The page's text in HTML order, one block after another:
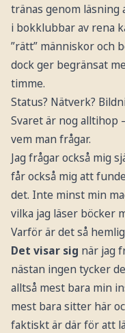
tränas genom läsning
i bokklubbar av rena
”rätt” människor och
dock ger begränsat
timme.
Status? Nätverk?
Svaret är nog alltihop
vem man frågar.
Jag frågar också mig
får också mig att
det. Inte minst min
vilka jag läser böcker
Varför är det så
Det visar sig när jag
nästan ingen tycker
alltså mest bara min
mest bara sitter här
faktiskt är där för att